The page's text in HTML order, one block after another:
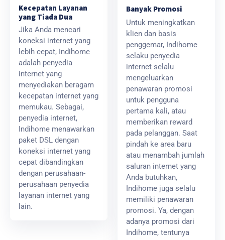
Kecepatan Layanan
yang Tiada Dua
Jika Anda mencari
koneksi internet yang
lebih cepat, Indihome
adalah penyedia
internet yang
menyediakan beragam
kecepatan internet yang
memukau. Sebagai,
penyedia internet,
Indihome menawarkan
paket DSL dengan
koneksi internet yang
cepat dibandingkan
dengan perusahaan-
perusahaan penyedia
layanan internet yang
lain.
Banyak Promosi
Untuk meningkatkan
klien dan basis
penggemar, Indihome
selaku penyedia
internet selalu
mengeluarkan
penawaran promosi
untuk pengguna
pertama kali, atau
memberikan reward
pada pelanggan. Saat
pindah ke area baru
atau menambah jumlah
saluran internet yang
Anda butuhkan,
Indihome juga selalu
memiliki penawaran
promosi. Ya, dengan
adanya promosi dari
Indihome, tentunya